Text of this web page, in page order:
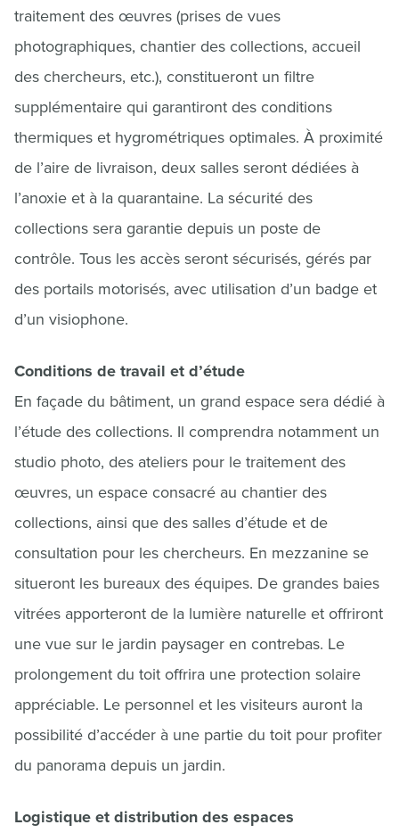
traitement des œuvres (prises de vues
photographiques, chantier des collections, accueil
des chercheurs, etc.), constitueront un filtre
supplémentaire qui garantiront des conditions
thermiques et hygrométriques optimales. À proximité
de l’aire de livraison, deux salles seront dédiées à
l’anoxie et à la quarantaine. La sécurité des
collections sera garantie depuis un poste de
contrôle. Tous les accès seront sécurisés, gérés par
des portails motorisés, avec utilisation d’un badge et
d’un visiophone.
Conditions de travail et d’étude
En façade du bâtiment, un grand espace sera dédié à
l’étude des collections. Il comprendra notamment un
studio photo, des ateliers pour le traitement des
œuvres, un espace consacré au chantier des
collections, ainsi que des salles d’étude et de
consultation pour les chercheurs. En mezzanine se
situeront les bureaux des équipes. De grandes baies
vitrées apporteront de la lumière naturelle et offriront
une vue sur le jardin paysager en contrebas. Le
prolongement du toit offrira une protection solaire
appréciable. Le personnel et les visiteurs auront la
possibilité d’accéder à une partie du toit pour profiter
du panorama depuis un jardin.
Logistique et distribution des espaces